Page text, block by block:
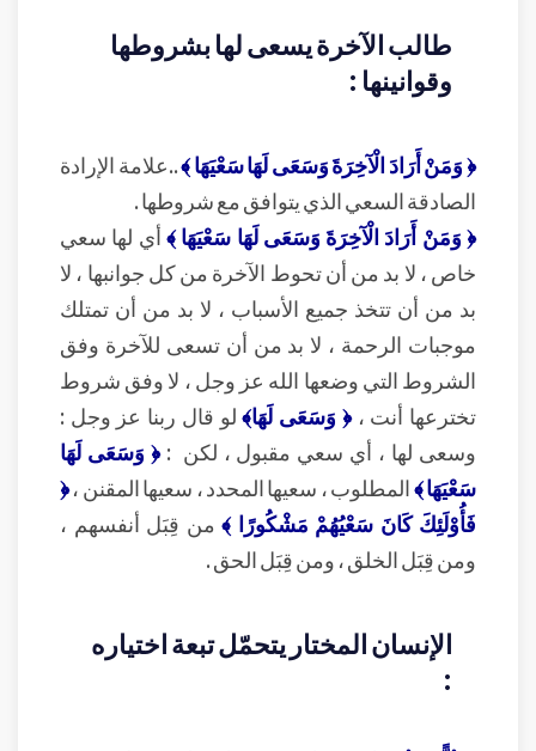
طالب الآخرة يسعى لها بشروطها
وقوانينها :
﴿ وَمَنْ أَرَادَ الْآخِرَةَ وَسَعَى لَهَا سَعْيَهَا ﴾..علامة الإرادة
الصادقة السعي الذي يتوافق مع شروطها .
﴿ وَمَنْ أَرَادَ الْآخِرَةَ وَسَعَى لَهَا سَعْيَهَا ﴾أي لها سعي
خاص ، لا بد من أن تحوط الآخرة من كل جوانبها ، لا
بد من أن تتخذ جميع الأسباب ، لا بد من أن تمتلك
موجبات الرحمة ، لا بد من أن تسعى للآخرة وفق
الشروط التي وضعها الله عز وجل ، لا وفق شروط
تخترعها أنت ،﴿ وَسَعَى لَهَا﴾لو قال ربنا عز وجل :
وسعى لها ، أي سعي مقبول ، لكن :﴿ وَسَعَى لَهَا
سَعْيَهَا ﴾المطلوب ، سعيها المحدد ، سعيها المقنن ،﴿
فَأُوْلَئِكَ كَانَ سَعْيُهُمْ مَشْكُورًا ﴾ من قِبَل أنفسهم ،
ومن قِبَل الخلق ، ومن قِبَل الحق .
الإنسان المختار يتحمّل تبعة اختياره
: